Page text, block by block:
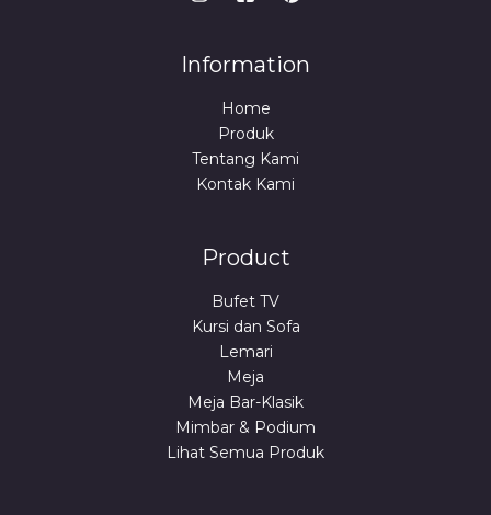
Information
Home
Produk
Tentang Kami
Kontak Kami
Product
Bufet TV
Kursi dan Sofa
Lemari
Meja
Meja Bar-Klasik
Mimbar & Podium
Lihat Semua Produk